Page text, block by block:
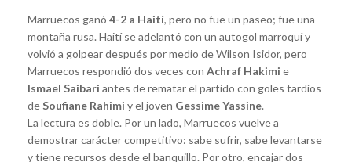
Marruecos ganó 4-2 a Haití, pero no fue un paseo; fue una
montaña rusa. Haití se adelantó con un autogol marroquí y
volvió a golpear después por medio de Wilson Isidor, pero
Marruecos respondió dos veces con Achraf Hakimi e
Ismael Saibari antes de rematar el partido con goles tardíos
deSoufiane Rahimi y el joven Gessime Yassine.
La lectura es doble. Por un lado, Marruecos vuelve a
demostrar carácter competitivo: sabe sufrir, sabe levantarse
y tiene recursos desde el banquillo. Por otro, encajar dos